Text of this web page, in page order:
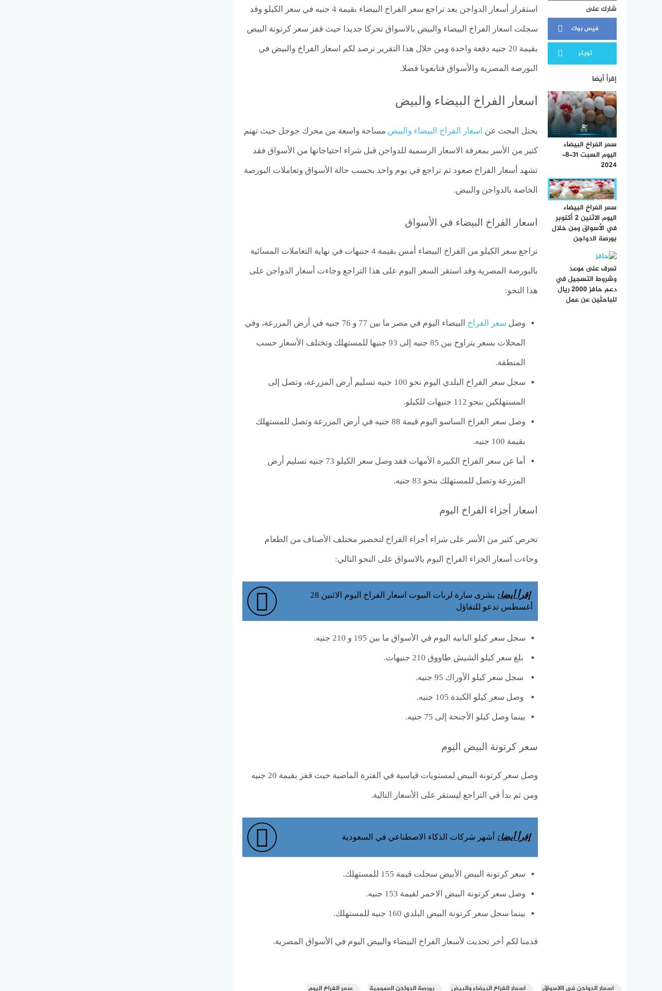
شارك على
فيس بوك
تويتر
إقرأ أيضا
سعر الفراخ البيضاء
اليوم السبت 31-8-
2024
سعر الفراخ البيضاء
اليوم الاثنين 2 أكتوبر
في الأسواق ومن خلال
بورصة الدواجن
تعرف على موعد
وشروط التسجيل في
دعم حافز 2000 ريال
للباحثين عن عمل
استقرار أسعار الدواجن بعد تراجع سعر الفراخ البيضاء بقيمة 4 جنيه في سعر الكيلو وقد
سجلت اسعار الفراخ البيضاء والبيض بالاسواق تحركا جديدا حيث قفز سعر كرتونة البيض
بقيمة 20 جنيه دفعة واحدة ومن خلال هذا التقرير نرصد لكم اسعار الفراخ والبيض في
البورصة المصرية والأسواق فتابعونا فضلا.
اسعار الفراخ البيضاء والبيض
يحتل البحث عن اسعار الفراخ البيضاء والبيض مساحة واسعة من محرك جوجل حيث تهتم
كثير من الأسر بمعرفة الاسعار الرسمية للدواجن قبل شراء احتياجاتها من الأسواق فقد
تشهد أسعار الفراخ صعود ثم تراجع في يوم واحد بحسب حالة الأسواق وتعاملات البورصة
الخاصة بالدواجن والبيض.
اسعار الفراخ البيضاء في الأسواق
تراجع سعر الكيلو من الفراخ البيضاء أمس بقيمة 4 جنيهات في نهاية التعاملات المسائية
بالبورصة المصرية وقد استقر السعر اليوم على هذا التراجع وجاءت أسعار الدواجن على
هذا النحو:
وصل سعر الفراخ البيضاء اليوم في مصر ما بين 77 و 76 جنيه في أرض المزرعة، وفي
المحلات بسعر يتراوح بين 85 جنيه إلى 93 جنيها للمستهلك وتختلف الأسعار حسب
المنطقة.
سجل سعر الفراخ البلدي اليوم نحو 100 جنيه تسليم أرض المزرعة، وتصل إلى
المستهلكين بنحو 112 جنيهات للكيلو.
وصل سعر الفراخ الساسو اليوم قيمة 88 جنيه في أرض المزرعة وتصل للمستهلك
بقيمة 100 جنيه.
أما عن سعر الفراخ الكبيرة الأمهات فقد وصل سعر الكيلو 73 جنيه تسليم أرض
المزرعة وتصل للمستهلك بنحو 83 جنيه.
اسعار أجزاء الفراخ اليوم
تحرص كثير من الأسر على شراء أجزاء الفراخ لتحضير مختلف الأصناف من الطعام
وجاءت أسعار الجزاء الفراخ اليوم بالاسواق على النحو التالي:
إقرأ أيضا:
بشرى سارة لربات البيوت اسعار الفراخ اليوم الاثنين 28
أغسطس تدعو للتفاؤل
سجل سعر كيلو البانيه اليوم في الأسواق ما بين 195 و 210 جنيه.
بلغ سعر كيلو الشيش طاووق 210 جنيهات.
سجل سعر كيلو الأوراك 95 جنيه.
وصل سعر كيلو الكبدة 105 جنيه.
بينما وصل كيلو الأجنحة إلى 75 جنيه.
سعر كرتونة البيض اليوم
وصل سعر كرتونة البيض لمستويات قياسية في الفترة الماضية حيث قفز بقيمة 20 جنيه
ومن ثم بدأ في التراجع ليستقر على الأسعار التالية.
إقرأ أيضا: أشهر شركات الذكاء الاصطناعي في السعودية
سعر كرتونة البيض الأبيض سجلت قيمة 155 للمستهلك.
وصل سعر كرتونة البيض الاحمر لقيمة 153 جنيه.
بينما سجل سعر كرتونة البيض البلدي 160 جنيه للمستهلك.
قدمنا لكم أخر تحديث لأسعار الفراخ البيضاء والبيض اليوم في الأسواق المصرية.